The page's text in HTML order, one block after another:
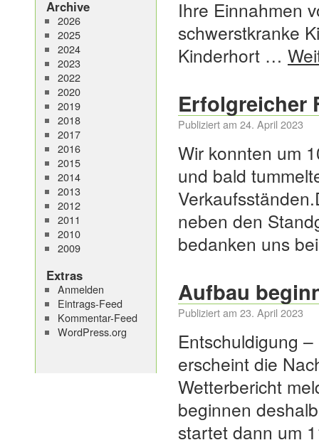
Ihre Einnahmen
schwerstkranke
Kinderhort …
Erfolgreicher
Publiziert am 24. April 2023
Wir konnten um
und bald
neben den
bedanken uns
Aufbau
Publiziert am 23. April 2023
Entschuldigung
erscheint die
Wetterbericht
beginnen
startet dann um
Archive
2026
2025
2024
2023
2022
2020
2019
2018
2017
2016
2015
2014
2013
2012
2011
2010
2009
Extras
Anmelden
Eintrags-Feed
Kommentar-Feed
WordPress.org